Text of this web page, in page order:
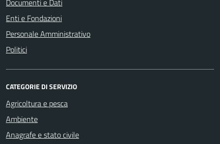
Documenti e Dati
Enti e Fondazioni
Personale Amministrativo
Politici
CATEGORIE DI SERVIZIO
Agricoltura e pesca
Ambiente
Anagrafe e stato civile